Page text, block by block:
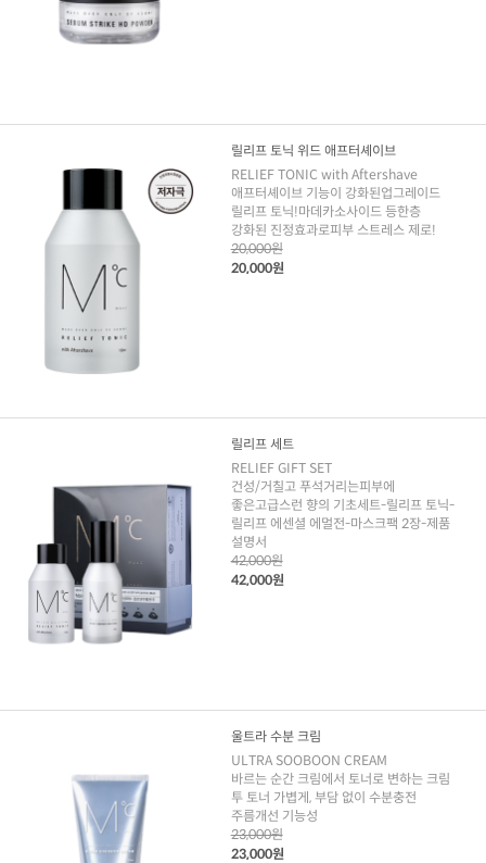
릴리프 토닉 위드 애프터셰이브
RELIEF TONIC with Aftershave
애프터셰이브 기능이 강화된업그레이드
릴리프 토닉!마데카소사이드 등한층
강화된 진정효과로피부 스트레스 제로!
20,000원
20,000원
릴리프 세트
RELIEF GIFT SET
건성/거칠고 푸석거리는피부에
좋은고급스런 향의 기초세트-릴리프 토닉-
릴리프 에센셜 에멀전-마스크팩 2장-제품
설명서
42,000원
42,000원
울트라 수분 크림
ULTRA SOOBOON CREAM
바르는 순간 크림에서 토너로 변하는 크림
투 토너 가볍게, 부담 없이 수분충전
주름개선 기능성
23,000원
23,000원